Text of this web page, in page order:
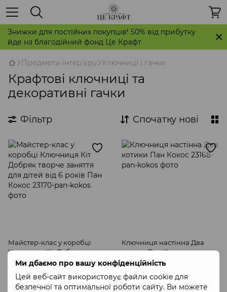
Ми дбаємо про вашу конфіденційність
Цей веб-сайт використовує файли cookie для
безпечної та оптимальної роботи сайту. Ви можете
Знижки для постійних покупців! 50% від прибутку
йде на благодійний фонд Це Крафт
Предмети інтер'єру Ключниці і гачки
Крафтові ключниці та
декоративні гачки
Фільтр Спочатку нові
Майстер-клас у коробці
Ключниця Кіт Добряк
творче заняття для дітей від
6 років Пан Кокос
786 грн
Купити
Ключниця настінна Два
котики Пан Кокос
470 грн
Купити